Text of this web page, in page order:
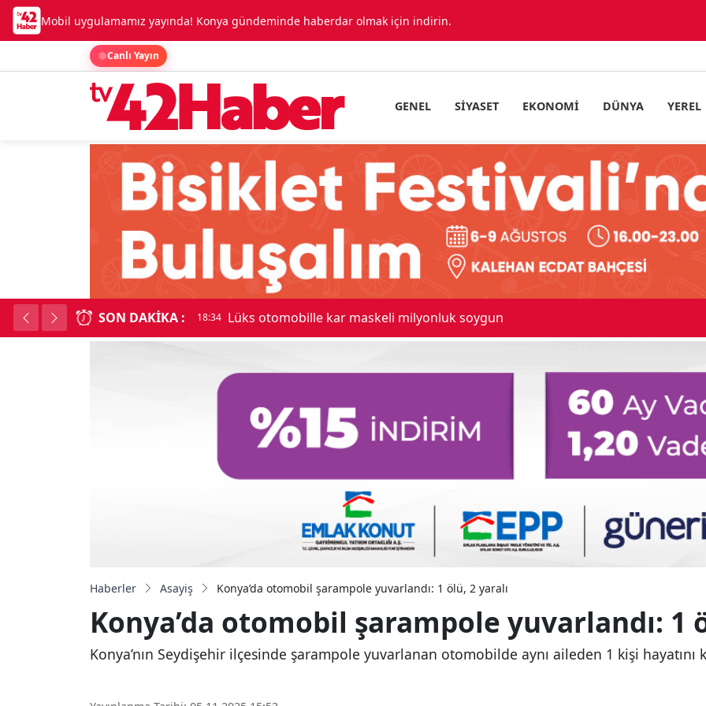
Mobil uygulamamız yayında! Konya gündeminde haberdar olmak için indirin.
Canlı Yayın
GENEL SIYASET EKONOMI DÜNYA YEREL
SON DAKIKA : 18:34 Lüks otomobille kar maskeli milyonluk soygun
Haberler Asayiş Konya’da otomobil şarampole yuvarlandı: 1 ölü, 2 yaralı
Konya’da otomobil şarampole yuvarlandı: 1
Konya’nın Seydişehir ilçesinde şarampole yuvarlanan otomobilde aynı aileden 1 kişi hayatını